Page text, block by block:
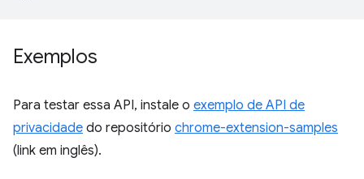
Exemplos
Para testar essa API, instale o exemplo de API de
privacidade do repositório chrome-extension-samples
(link em inglês).